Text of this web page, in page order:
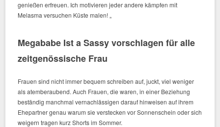
genießen erfreuen. Ich motivieren jeder andere kämpfen mit
Melasma versuchen Küste malen! „
Megababe Ist a Sassy vorschlagen für alle
zeitgenössische Frau
Frauen sind nicht immer bequem schreiben auf, juckt, viel weniger
als atemberaubend. Auch Frauen, die waren, in einer Beziehung
beständig manchmal vernachlässigen darauf hinweisen auf ihrem
Ehepartner genau warum sie verstecken vor Sonnenschein oder sich
weigern tragen kurz Shorts im Sommer.